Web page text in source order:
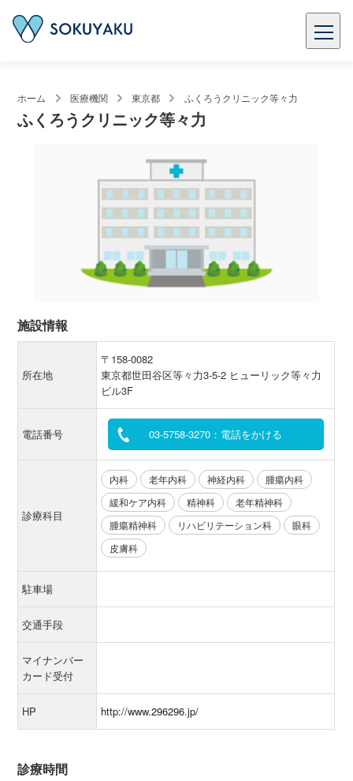
ホーム 医療機関 東京都 ふくろうクリニック等々力
ふくろうクリニック等々力
施設情報
所在地
〒158-0082
東京都世田谷区等々力3-5-2 ヒューリック等々力
ビル3F
電話番号 03-5758-3270：電話をかける
診療科目
内科 老年内科 神経内科
腫瘍内科
緩和ケア内科
精神科
老年精神科
腫瘍精神科
リハビリテーション科
眼科
皮膚科
駐車場
交通手段
マイナンバー
カード受付
HP http://www.296296.jp/
診療時間